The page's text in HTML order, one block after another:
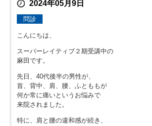
2024年05月9日
問診
こんにちは、
スーパーレイティブ２期受講中の
麻田です。
先日、40代後半の男性が、
首、背中、肩、腰、ふとももが
何か常に痛いというお悩みで
来院されました。
特に、肩と腰の違和感が続き、